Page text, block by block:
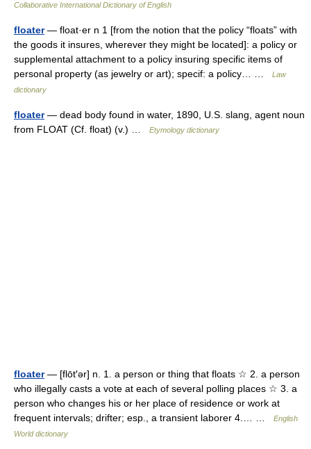
Collaborative International Dictionary of English
floater— float·er n 1 [from the notion that the policy “floats” with
the goods it insures, wherever they might be located]: a policy or
supplemental attachment to a policy insuring specific items of
personal property (as jewelry or art); specif: a policy… …
Law
dictionary
floater— dead body found in water, 1890, U.S. slang, agent noun
from FLOAT (Cf. float) (v.) …
Etymology dictionary
floater— [flōt′ər] n. 1. a person or thing that floats ☆ 2. a person
who illegally casts a vote at each of several polling places ☆ 3. a
person who changes his or her place of residence or work at
frequent intervals; drifter; esp., a transient laborer 4.… …
English
World dictionary